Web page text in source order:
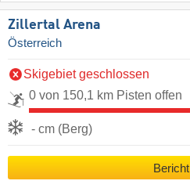
Zillertal Arena
Österreich
Skigebiet geschlossen
0 von 150,1 km Pisten offen
- cm (Berg)
Bericht